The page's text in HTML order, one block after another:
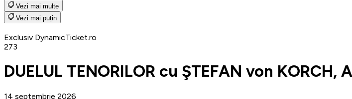
Vezi mai multe
Vezi mai puțin
Exclusiv DynamicTicket.ro
273
DUELUL TENORILOR cu ŞTEFAN von KORCH,
14 septembrie 2026